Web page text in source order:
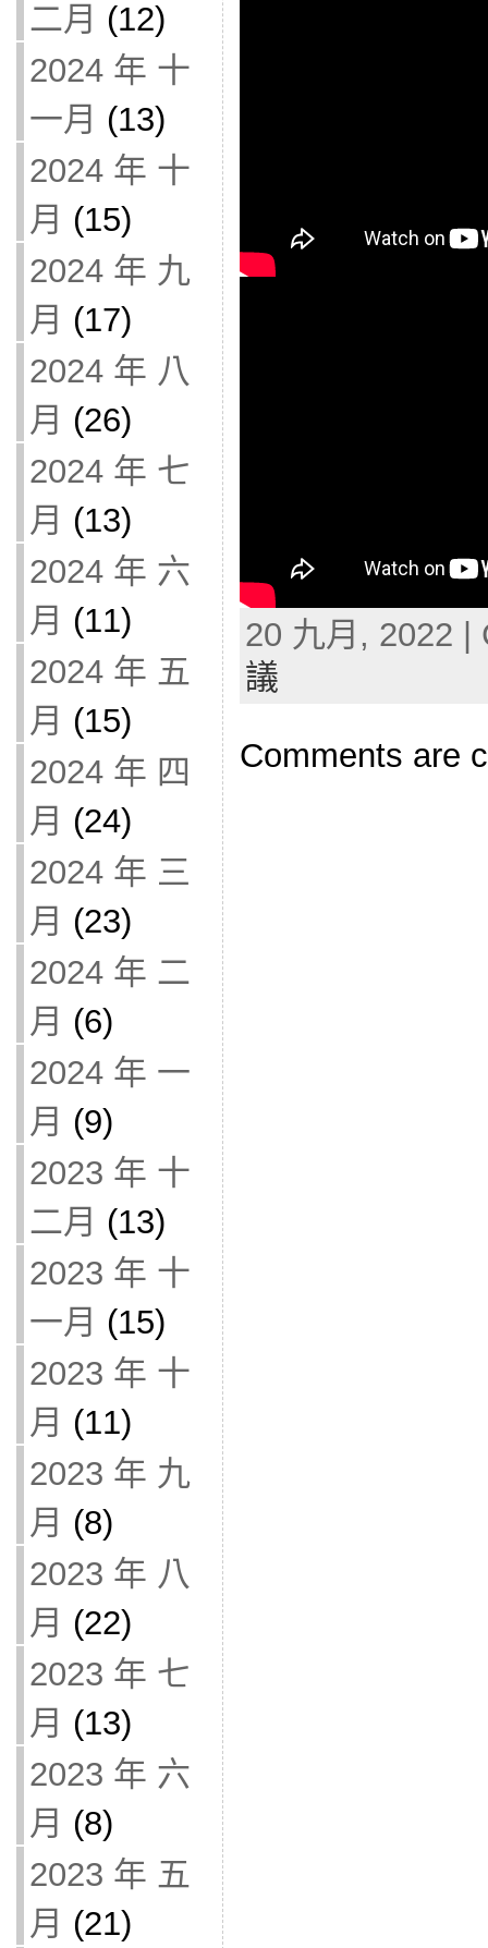
二月 (12)
2024 年 十
一月 (13)
2024 年 十
月 (15)
2024 年 九
月 (17)
2024 年 八
月 (26)
2024 年 七
月 (13)
2024 年 六
月 (11)
2024 年 五
月 (15)
2024 年 四
月 (24)
2024 年 三
月 (23)
2024 年 二
月 (6)
2024 年 一
月 (9)
2023 年 十
二月 (13)
2023 年 十
一月 (15)
2023 年 十
月 (11)
2023 年 九
月 (8)
2023 年 八
月 (22)
2023 年 七
月 (13)
2023 年 六
月 (8)
2023 年 五
月 (21)
20 九月, 2022
議
Comments are